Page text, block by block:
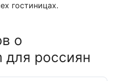
гостиницах.
о
для россиян